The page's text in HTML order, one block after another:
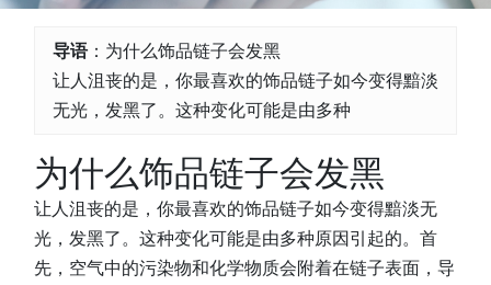
导语：为什么饰品链子会发黑
让人沮丧的是，你最喜欢的饰品链子如今变得黯淡
无光，发黑了。这种变化可能是由多种
为什么饰品链子会发黑
让人沮丧的是，你最喜欢的饰品链子如今变得黯淡无
光，发黑了。这种变化可能是由多种原因引起的。首
先，空气中的污染物和化学物质会附着在链子表面，导